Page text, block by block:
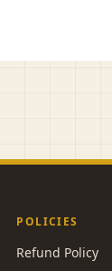
POLICIES
Refund Policy